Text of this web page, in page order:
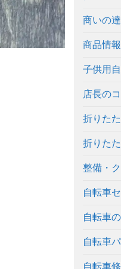
商いの
商品情報
子供用
店長の
折りた
折りた
整備・
自転車
自転車
自転車
自転車